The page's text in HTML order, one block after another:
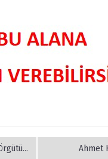
Ahmet